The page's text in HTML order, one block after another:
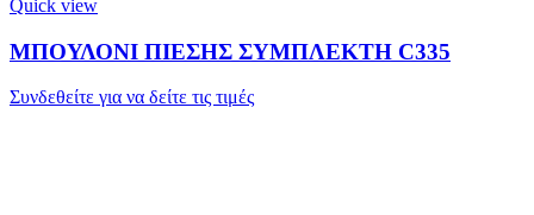
Quick view
ΜΠΟΥΛΟΝΙ ΠΙΕΣΗΣ ΣΥΜΠΛΕΚΤΗ C335
Συνδεθείτε για να δείτε τις τιμές